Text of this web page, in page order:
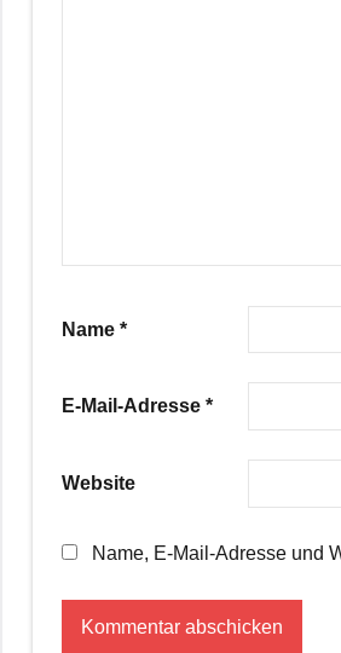
Name *
E-Mail-Adresse *
Website
Name, E-Mail-Adresse und